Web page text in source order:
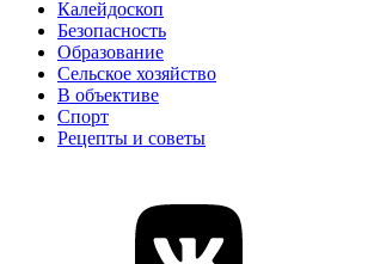
Калейдоскоп
Безопасность
Образование
Сельское хозяйство
В объективе
Спорт
Рецепты и советы